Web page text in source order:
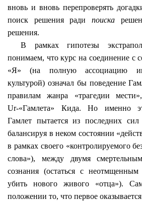
вновь и вновь перепроверять
поиск решения радипоиска
решения.
В рамках гипотезы
понимаем, что курс на соединение с
«Я» (на полную ассоциацию
культурой) означал бы поведение
правилам жанра «трагедии
Ur-«Гамлета» Кида. Но именно
Гамлет пытается из последних сил
балансируя внеком состоянии
в рамках своего «контролируемого
слова»), между двумя
сознания (остаться с
убить нового живого «отца»).
положении то, что первое